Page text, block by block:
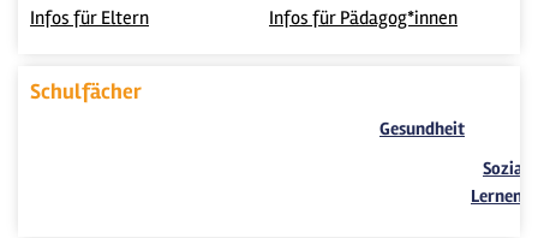
Infos für Eltern Infos für Pädagog*innen
Schulfächer
Gesundheit
Lernen